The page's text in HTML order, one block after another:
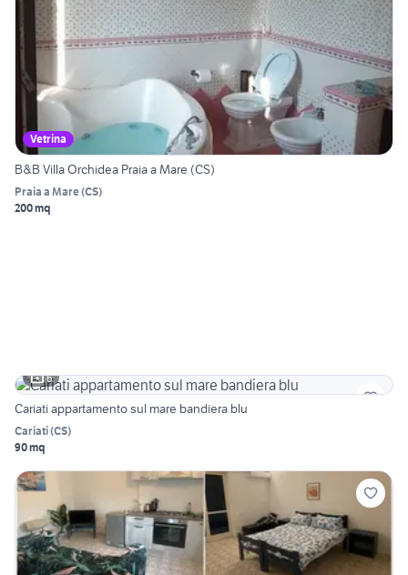
Vetrina
B&B Villa Orchidea Praia a Mare (CS)
Praia a Mare(CS)
200 mq
6
Cariati appartamento sul mare bandiera blu
Cariati(CS)
90 mq